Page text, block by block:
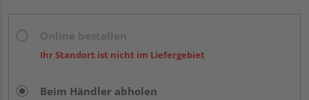
Ihr Standort ist nicht im Liefergebiet
Beim Händler abholen